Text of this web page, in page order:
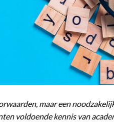
maar een
voldoende kennis van